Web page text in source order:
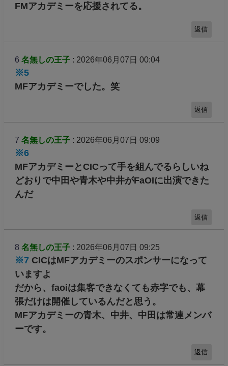
FMアカデミーを応援されてる。
返信
6 名無しの王子: 2026年06月07日 00:04
※5
MFアカデミーでした。笑
返信
7 名無しの王子: 2026年06月07日 09:09
※6
MFアカデミーとCICって手を組んでるらしいね
どおりで中田や青木や中井がFaOIに出演できた
んだ
返信
8 名無しの王子: 2026年06月07日 09:25
※7CICはMFアカデミーのスポンサーになって
いますよ
だから、faoiは集客できなくても赤字でも、幕
張だけは開催しているんだと思う。
MFアカデミーの青木、中井、中田は常連メンバ
ーです。
返信